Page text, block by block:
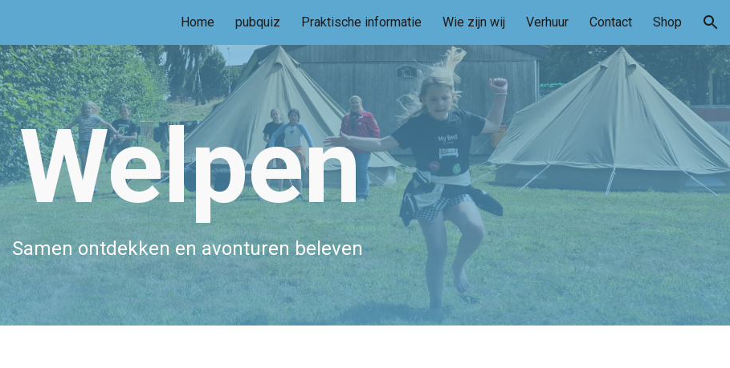
Skip to navigation
Home pubquiz Praktische informatie Wie zijn wij Verhuur Contact Shop
Welpen
Samen ontdekken en avonturen beleven